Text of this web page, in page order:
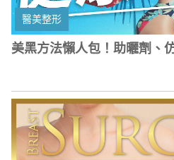
醫美整形
美黑方法懶人包！助曬劑、